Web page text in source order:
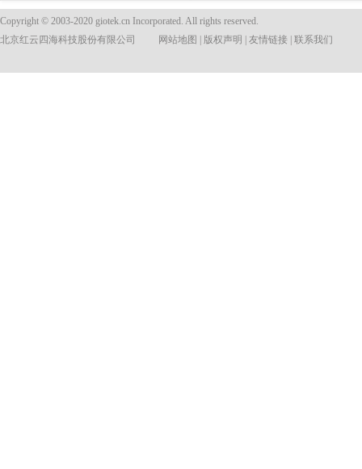
Copyright © 2003-2020 giotek.cn Incorporated. All rights reserved.
北京红云四海科技股份有限公司
网站地图 版权声明 友情链接 联系我们